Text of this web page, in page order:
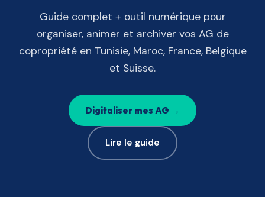
Guide complet + outil numérique pour
organiser, animer et archiver vos AG de
copropriété en Tunisie, Maroc, France, Belgique
et Suisse.
Digitaliser mes AG →
Lire le guide